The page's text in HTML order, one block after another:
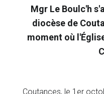
Mgr Le Boulc'h
diocèse de
moment où
Coutances, le 1er